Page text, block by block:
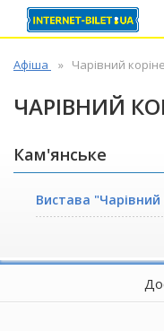
Афіша Чарівний
ЧАРІВНИЙ
Кам'янське
Вистава "Чарівний